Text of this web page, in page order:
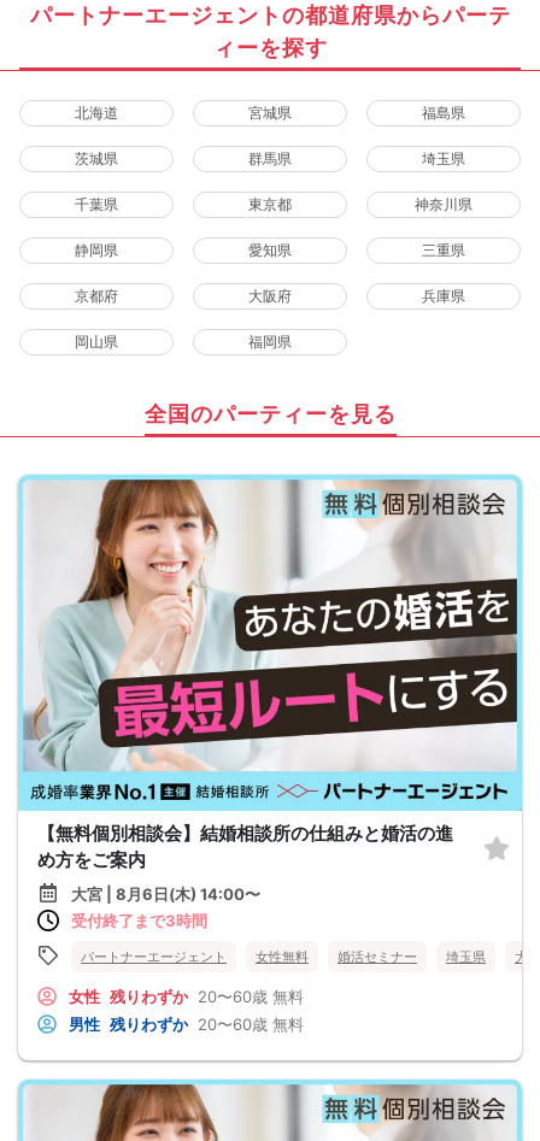
パートナーエージェントの都道府県からパーテ
ィーを探す
北海道 宮城県 福島県
茨城県 群馬県 埼玉県
千葉県 東京都 神奈川県
静岡県 愛知県 三重県
京都府 大阪府 兵庫県
岡山県 福岡県
全国のパーティーを見る
【無料個別相談会】結婚相談所の仕組みと婚活の進
め方をご案内
大宮 | 8月6日(木) 14:00〜
受付終了まで3時間
パートナーエージェント 女性無料 婚活セミナー 埼玉県 大宮
女性 残りわずか 20〜60歳 無料
男性 残りわずか 20〜60歳 無料